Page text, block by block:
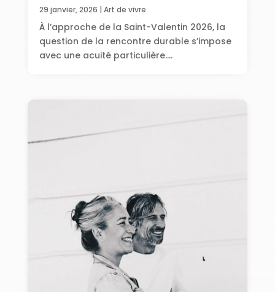
29 janvier, 2026 | Art de vivre
À l’approche de la Saint-Valentin 2026, la
question de la rencontre durable s’impose
avec une acuité particulière....